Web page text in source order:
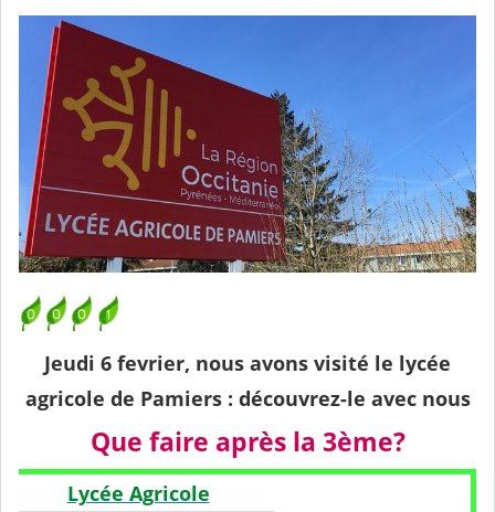
Jeudi 6 fevrier, nous avons visité le lycée
agricole de Pamiers : découvrez-le avec nous
Que faire après la 3ème?
Lycée Agricole